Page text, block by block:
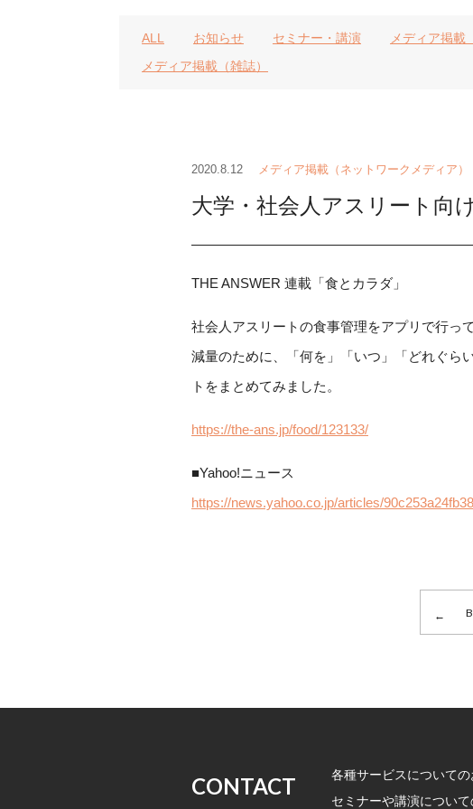
ALL お知らせ セミナー・講演 メディア掲載
メディア掲載（雑誌）
2020.8.12 メディア掲載（ネットワークメディア）
大学・社会人アスリート向
THE ANSWER 連載「食とカラダ」
社会人アスリートの食事管理をアプリで行っ
減量のために、「何を」「いつ」「どれぐら
トをまとめてみました。
https://the-ans.jp/food/123133/
■Yahoo!ニュース
https://news.yahoo.co.jp/articles/
CONTACT
各種サービスについての
セミナーや講演につい